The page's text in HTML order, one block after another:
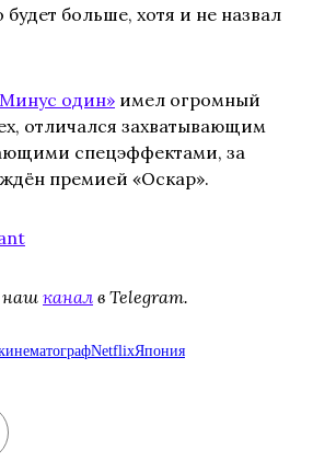
больше, хотя и не назвал
один» имел огромный
отличался захватывающим
спецэффектами, за
премией «Оскар».
наш канал в Telegram.
NetflixЯпония